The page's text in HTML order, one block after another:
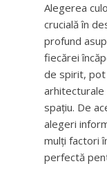
Alegerea
crucială în
profund
fiecărei
de spirit, pot
spațiu. De
alegeri
mulți factori
perfectă